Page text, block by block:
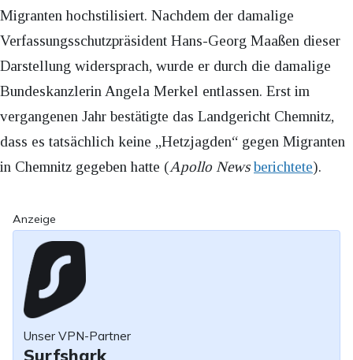
Migranten hochstilisiert. Nachdem der damalige
Verfassungsschutzpräsident Hans-Georg Maaßen dieser
Darstellung widersprach, wurde er durch die damalige
Bundeskanzlerin Angela Merkel entlassen. Erst im
vergangenen Jahr bestätigte das Landgericht Chemnitz,
dass es tatsächlich keine „Hetzjagden“ gegen Migranten
in Chemnitz gegeben hatte (Apollo News berichtete).
Anzeige
Unser VPN-Partner
Surfshark